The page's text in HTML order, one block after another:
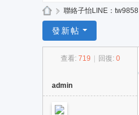
台
怡
» 聯絡子怡LINE：tw9858
發新帖
查看: 719 回復: 0
admin